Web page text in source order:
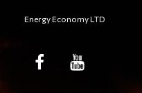
Energy Economy LTD